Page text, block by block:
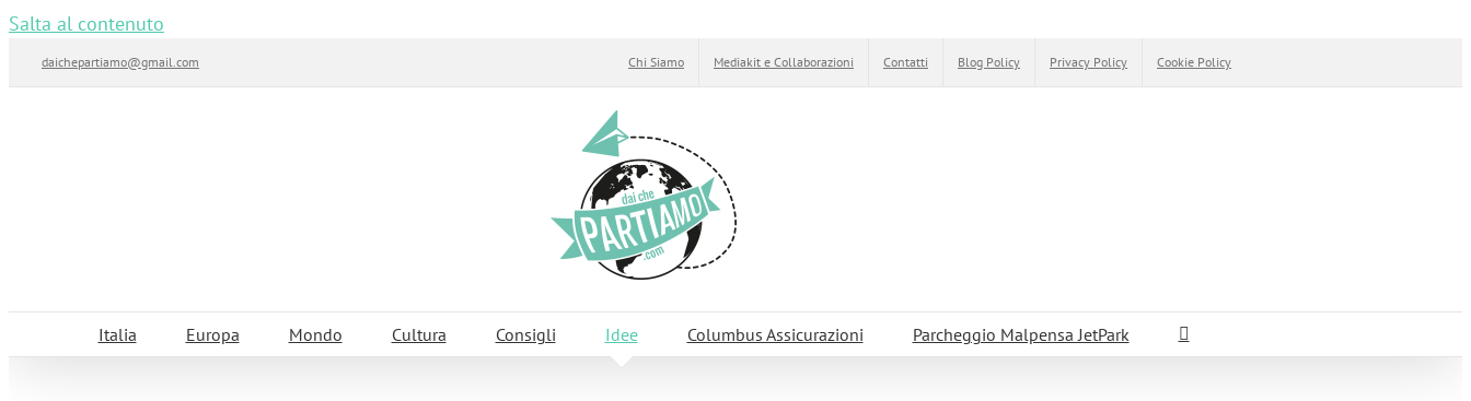
Salta al contenuto
daichepartiamo@gmail.com Chi Siamo Mediakit e Collaborazioni Contatti Blog Policy Privacy Policy Cookie Policy
Italia Europa Mondo Cultura Consigli Idee Columbus Assicurazioni Parcheggio Malpensa JetPark